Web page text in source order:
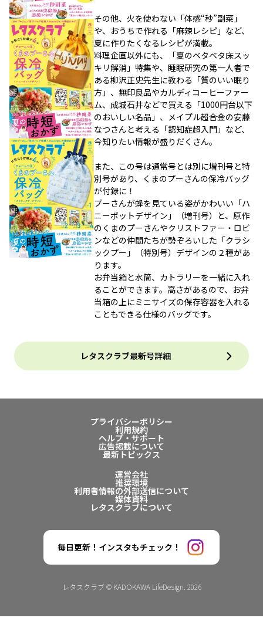
その他、火を使わない「体感“秒”副菜」
や、おうちで作れる「麻辣レシピ」など、
夏に作りたくなるレシピが満載。
料理企画以外にも、「夏のベタベタ床スッ
キリ解消」特集や、睡眠研究の第一人者で
ある柳沢正史先生に教わる「質のいい眠り
方」、無印良品やカルディコーヒーファー
ム、成城石井などで買える「1000円台以下
のおいしい名品」、メイプル超合金の安藤
なつさんと考える「認知症超入門」など、
今知りたい情報が盛りだくさん。
また、この号は通常号とは別に増刊号と特
別号があり、くまのプーさんの保冷バッグ
が付録に！
プーさんが蜂を見ている姿がかわいい「ハ
ニーポットデザイン」（増刊号）と、原作
のくまのプーさんやクリストファー・ロビ
ンなどの仲間たちが勢ぞろいした「クラシ
ックプー」（特別号）デザインの２種があ
ります。
お弁当箱と水筒、カトラリーを一緒に入れ
ることができます。高さがあるので、お弁
当箱の上にミニサイズの保存容器を入れる
こともできる仕様のバッグです。
レタスクラブ最新号詳細
プライバシーポリシー
利用規約
ヘルプ・サポート
広告掲載について
最新トピックス
運営会社
推奨環境
利用者情報の外部送信について
媒体資料
レタスクラブについて
毎日更新！インスタもチェック！
レタスクラブ © KADOKAWA LifeDesign. 2026